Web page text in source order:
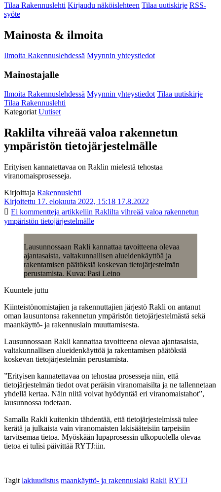
Tilaa Rakennuslehti Kirjaudu näköislehteen Tilaa uutiskirje RSS-
syöte
Mainosta & ilmoita
Ilmoita Rakennuslehdessä Myynnin yhteystiedot
Mainostajalle
Ilmoita Rakennuslehdessä Myynnin yhteystiedot Tilaa uutiskirje
Tilaa Rakennuslehti
Kategoriat Uutiset
Raklilta vihreää valoa rakennetun
ympäristön tietojärjestelmälle
Erityisen kannatettavaa on Raklin mielestä tehostaa
viranomaisprosesseja.
Kirjoittaja Rakennuslehti
Kirjoitettu 17. elokuuta 2022, 15:18 17.8.2022
Ei kommentteja artikkeliin Raklilta vihreää valoa rakennetun
ympäristön tietojärjestelmälle
Lausunnossaan Rakli kannattaa tavoitteena olevaa
ajantasaista, valtakunnallisen alueidenkäyttöä ja
rakentamisen päätöksiä koskevan tietojärjestelmän
perustamista. Kuva: Pasi Leino
Kuuntele juttu
Kiinteistönomistajien ja rakennuttajien järjestö Rakli on antanut
oman lausuntonsa rakennetun ympäristön tietojärjestelmästä sekä
maankäyttö- ja rakennuslain muuttamisesta.
Lausunnossaan Rakli kannattaa tavoitteena olevaa ajantasaista,
valtakunnallisen alueidenkäyttöä ja rakentamisen päätöksiä
koskevan tietojärjestelmän perustamista.
”Erityisen kannatettavaa on tehostaa prosesseja niin, että
tietojärjestelmän tiedot ovat peräisin viranomaisilta ja ne tallennetaan
yhdellä kertaa. Näin niitä voivat hyödyntää eri viranomaistahot”,
lausunnossa todetaan.
Samalla Rakli kuitenkin tähdentää, että tietojärjestelmissä tulee
kerätä ja julkaista vain viranomaisten lakisääteisiin tarpeisiin
tarvitsemaa tietoa. Myöskään lupaprosessin ulkopuolella olevaa
tietoa ei tulisi päivittää RYTJ:iin.
Tagit lakiuudistus maankäyttö- ja rakennuslaki Rakli RYTJ